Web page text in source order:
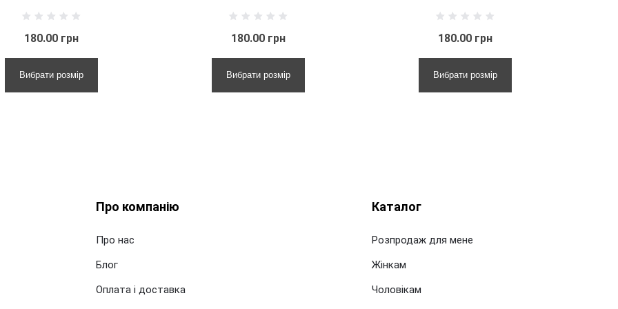
Про компанію
Про нас
Блог
Оплата і доставка
Каталог
Розпродаж для мене
Жінкам
Чоловікам